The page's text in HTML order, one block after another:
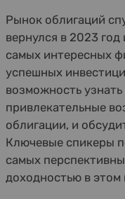
Рынок облигаций
вернулся в 2023
самых интересных
успешных
возможность
привлекательные
облигации, и
Ключевые спикеры
самых
доходностью в этом